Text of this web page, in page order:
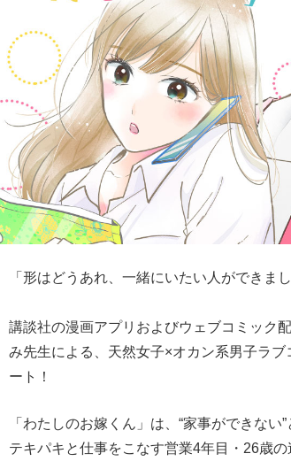
「形はどうあれ、一緒にいたい人ができまし
講談社の漫画アプリおよびウェブコミック
み先生による、天然女子×オカン系男子ラ
ート！
「わたしのお嫁くん」は、“家事ができな
テキパキと仕事をこなす営業4年目・26歳の